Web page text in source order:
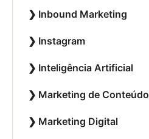
Inbound Marketing
Instagram
Inteligência Artificial
Marketing de Conteúdo
Marketing Digital